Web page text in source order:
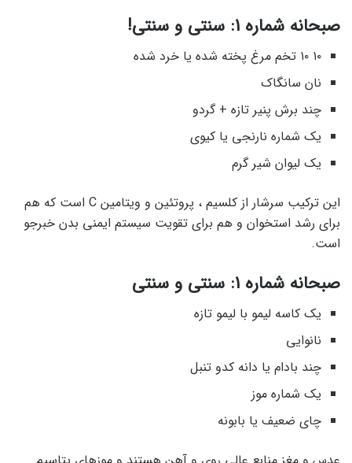
صبحانه شماره 1: سنتی و سنتی!
۱۰ ۱۰ تخم مرغ پخته شده یا خرد شده
نان سانگاک
چند برش پنیر تازه + گردو
یک شماره نارنجی یا کیوی
یک لیوان شیر گرم
این ترکیب سرشار از کلسیم ، پروتئین و ویتامین C است که هم
برای رشد استخوان و هم برای تقویت سیستم ایمنی بدن خبرجو
است.
صبحانه شماره 1: سنتی و سنتی
یک کاسه لیمو با لیمو تازه
نانوایی
چند بادام یا دانه کدو تنبل
یک شماره موز
چای ضعیف یا بابونه